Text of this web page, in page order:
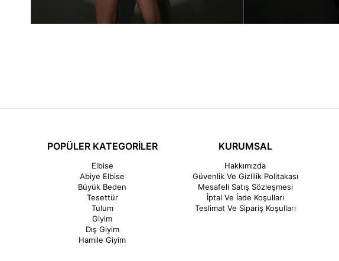
POPÜLER KATEGORİLER
Elbise
Abiye Elbise
Büyük Beden
Tesettür
Tulum
Giyim
Dış Giyim
Hamile Giyim
KURUMSAL
Hakkımızda
Güvenlik Ve Gizlilik Politakası
Mesafeli Satış Sözleşmesi
İptal Ve İade Koşulları
Teslimat Ve Sipariş Koşulları